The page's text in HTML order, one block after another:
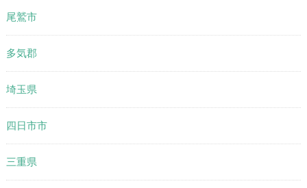
尾鷲市
多気郡
埼玉県
四日市市
三重県